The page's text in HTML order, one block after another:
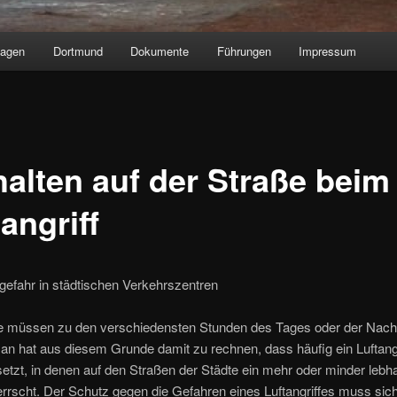
Dortmund Dokumente Führungen Impressum
auf der Straße beim
in städtischen Verkehrszentren
müssen zu den verschiedensten Stunden des Tages oder der
hat aus diesem Grunde damit zu rechnen, dass häufig ein
in denen auf den Straßen der Städte ein mehr oder minder
Der Schutz gegen die Gefahren eines Luftangriffes muss